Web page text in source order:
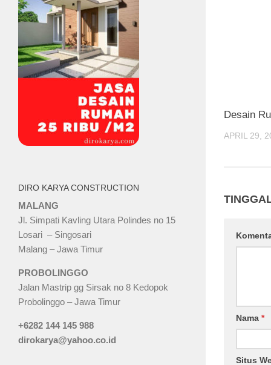
Desain
APRIL 29,
Nama *
Situs
DIRO KARYA CONSTRUCTION
MALANG
Jl. Simpati Kavling Utara Polindes no 15
Losari – Singosari
Malang – Jawa Timur
PROBOLINGGO
Jalan Mastrip gg Sirsak no 8 Kedopok
Probolinggo – Jawa Timur
+6282 144 145 988
dirokarya@yahoo.co.id